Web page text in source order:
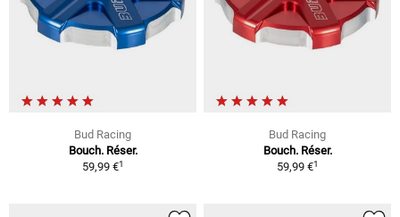
Bud Racing
Bouch. Réser.
59,99 €1
Bud Racing
Bouch. Réser.
59,99 €1